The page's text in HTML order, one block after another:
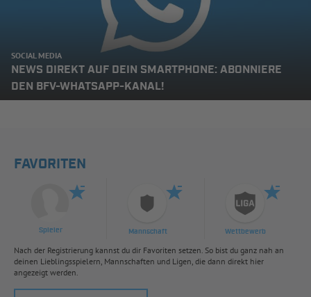
SOCIAL MEDIA
NEWS DIREKT AUF DEIN SMARTPHONE: ABONNIERE
DEN BFV-WHATSAPP-KANAL!
FAVORITEN
Spieler Mannschaft Wettbewerb
Nach der Registrierung kannst du dir Favoriten setzen. So bist du ganz nah an
deinen Lieblingsspielern, Mannschaften und Ligen, die dann direkt hier
angezeigt werden.